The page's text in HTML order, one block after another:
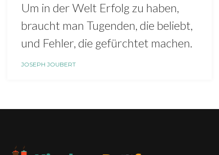
Um in der Welt Erfolg zu haben,
braucht man Tugenden, die beliebt,
und Fehler, die gefürchtet machen.
JOSEPH JOUBERT